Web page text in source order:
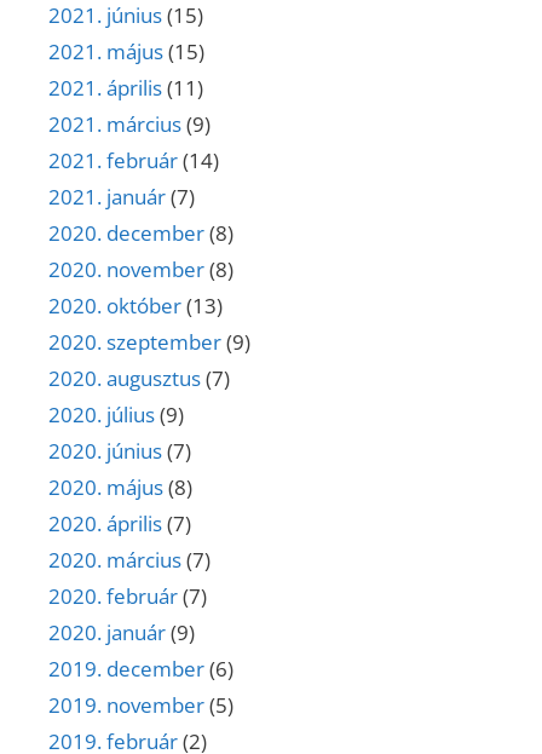
2021. június(15)
2021. május(15)
2021. április(11)
2021. március(9)
2021. február(14)
2021. január(7)
2020. december(8)
2020. november(8)
2020. október(13)
2020. szeptember(9)
2020. augusztus(7)
2020. július(9)
2020. június(7)
2020. május(8)
2020. április(7)
2020. március(7)
2020. február(7)
2020. január(9)
2019. december(6)
2019. november(5)
2019. február(2)